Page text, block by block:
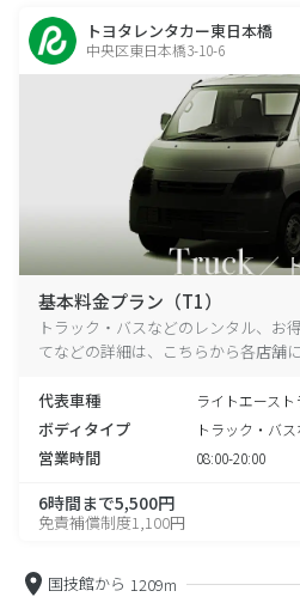
トヨタレンタカー東日本橋
中央区東日本橋3-10-6
基本料金プラン（T1）
トラック・バスなどのレンタル、お
てなどの詳細は、こちらから各店舗
代表車種 ライトエース
ボディタイプ トラック・バ
営業時間 08:00-20:00
6時間まで5,500円
免責補償制度1,100円
国技館から 1209m